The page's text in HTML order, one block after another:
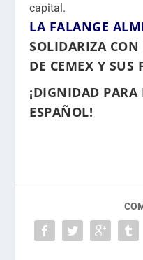
capital.
LA FALANGE
SOLIDARIZA CON
DE CEMEX Y SUS
¡DIGNIDAD PARA
ESPAÑOL!